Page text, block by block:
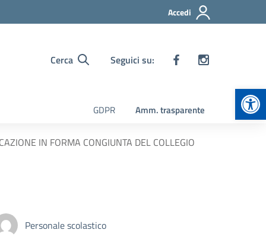
Accedi
Cerca Seguici su:
GDPR Amm. trasparente
IN FORMA CONGIUNTA DEL COLLEGIO
Personale scolastico